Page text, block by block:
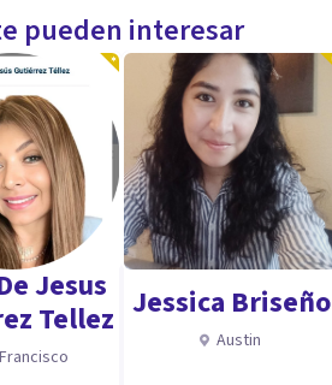
pueden interesar
Jesus
Tellez Jessica Briseño
Austin